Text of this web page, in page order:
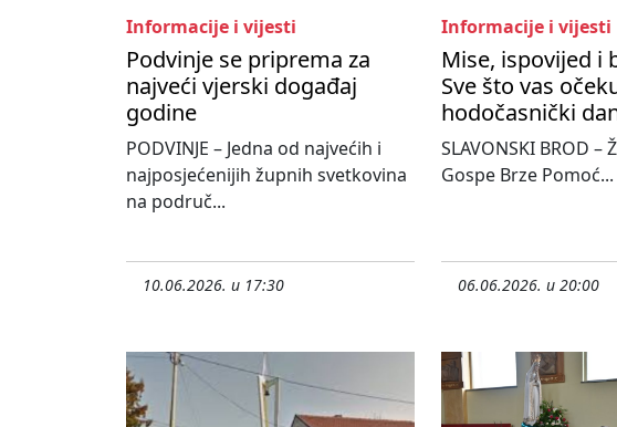
Informacije i vijesti
Podvinje se priprema za
najveći vjerski događaj
godine
PODVINJE – Jedna od najvećih i
najposjećenijih župnih svetkovina
na područ...
10.06.2026. u 17:30
Informacije i vijesti
Mise, ispovijed i
Sve što vas
hodočasnički
SLAVONSKI BROD –
Gospe Brze Pomoć...
06.06.2026. u 20:00